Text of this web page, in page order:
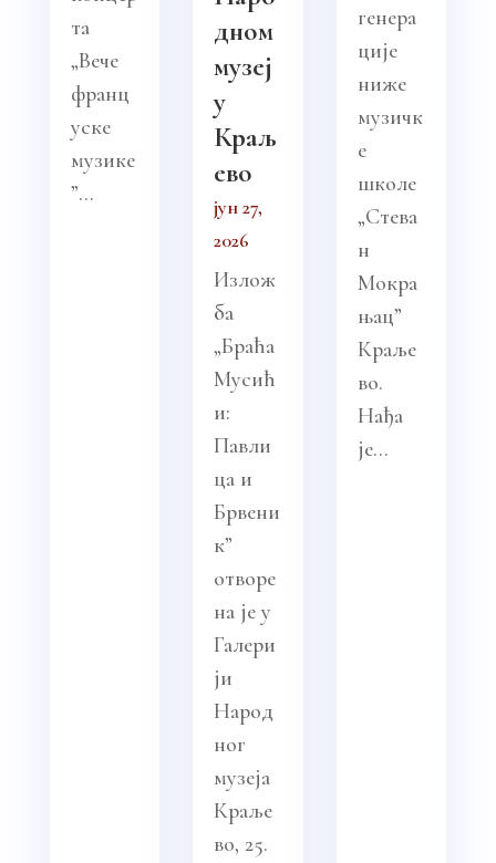
та
„Вече
франц
уске
музике
”...
дном
музеј
у
Краљ
ево
јун 27,
2026
Излож
ба
„Браћа
Мусић
и:
Павли
ца и
Брвени
к”
отворе
на је у
Галери
ји
Народ
ног
музеја
Краље
во, 25.
генера
ције
ниже
музичк
е
школе
„Стева
н
Мокра
њац”
Краље
во.
Нађа
је...